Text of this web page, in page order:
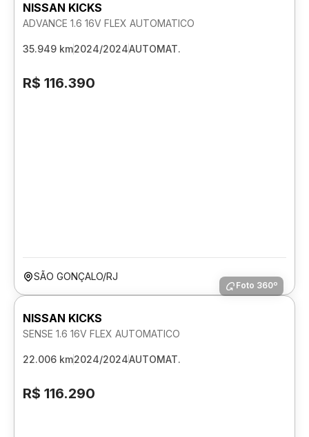
NISSAN KICKS
ADVANCE 1.6 16V FLEX AUTOMATICO
35.949 km2024/2024AUTOMAT.
R$ 116.390
SÃO GONÇALO/RJ
Foto 360º
NISSAN KICKS
SENSE 1.6 16V FLEX AUTOMATICO
22.006 km2024/2024AUTOMAT.
R$ 116.290